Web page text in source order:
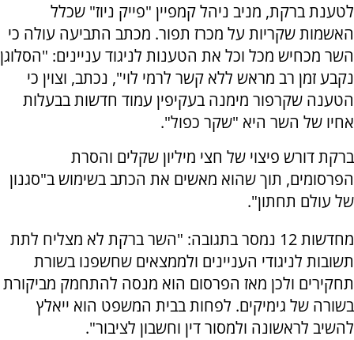
לטענת ברקת, מניב ניהל קמפיין "פייק ניוז" שכלל
האשמות שקריות על מכרז תפור. מכתב התביעה עולה כי
השר מכחיש מכל וכל את הטענות לניגוד עניינים: "הסלוגן
נקבע זמן רב מראש ללא קשר לרמי לוי", נכתב, וצוין כי
הטענה שקרפור מימנה בעקיפין עמוד חדשות בבעלות
אחיו של השר היא "שקר כפול".
ברקת דורש פיצוי של חצי מיליון שקלים והסרת
הפרסומים, תוך שהוא מאשים את הכתב בשימוש ב"סגנון
של עולם תחתון".
מחדשות 12 נמסר בתגובה: "השר ברקת לא מצליח לתת
תשובות לניגודי העניינים ולממצאים שחשפנו בשורת
תחקירים ולכן מאז הפרסום הוא מנסה להתחמק מביקורת
בשורה של גימיקים. לפחות בבית המשפט הוא ייאלץ
להשיב לראשונה ולמסור דין וחשבון לציבור".